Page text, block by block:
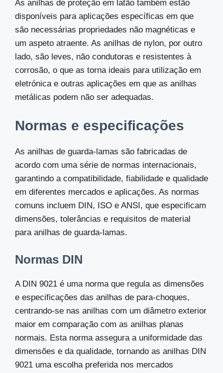
As anilhas de proteção em latão também estão
disponíveis para aplicações específicas em que
são necessárias propriedades não magnéticas e
um aspeto atraente. As anilhas de nylon, por outro
lado, são leves, não condutoras e resistentes à
corrosão, o que as torna ideais para utilização em
eletrónica e outras aplicações em que as anilhas
metálicas podem não ser adequadas.
Normas e especificações
As anilhas de guarda-lamas são fabricadas de
acordo com uma série de normas internacionais,
garantindo a compatibilidade, fiabilidade e qualidade
em diferentes mercados e aplicações. As normas
comuns incluem DIN, ISO e ANSI, que especificam
dimensões, tolerâncias e requisitos de material
para anilhas de guarda-lamas.
Normas DIN
A DIN 9021 é uma norma que regula as dimensões
e especificações das anilhas de para-choques,
centrando-se nas anilhas com um diâmetro exterior
maior em comparação com as anilhas planas
normais. Esta norma assegura a uniformidade das
dimensões e da qualidade, tornando as anilhas DIN
9021 uma escolha preferida nos mercados